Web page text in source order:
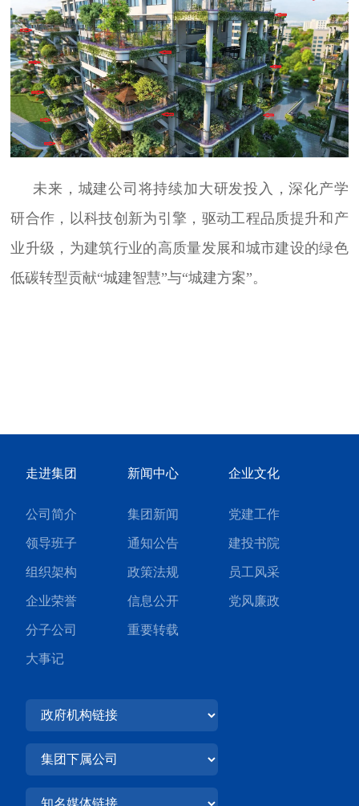
未来，城建公司将持续加大研发投入，深化产学
研合作，以科技创新为引擎，驱动工程品质提升和产
业升级，为建筑行业的高质量发展和城市建设的绿色
低碳转型贡献“城建智慧”与“城建方案”。
走进集团
公司简介
领导班子
组织架构
企业荣誉
分子公司
大事记
新闻中心
集团新闻
通知公告
政策法规
信息公开
重要转载
企业文化
党建工作
建投书院
员工风采
党风廉政